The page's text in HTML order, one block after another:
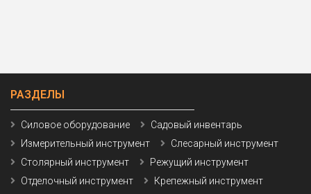
РАЗДЕЛЫ
Силовое оборудование
Садовый инвентарь
Измерительный инструмент
Слесарный инструмент
Столярный инструмент
Режущий инструмент
Отделочный инструмент
Крепежный инструмент